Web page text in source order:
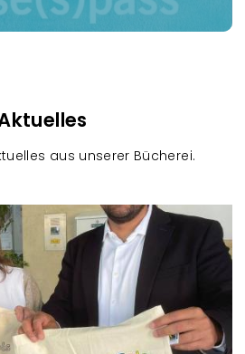
aus unserer Bücherei.